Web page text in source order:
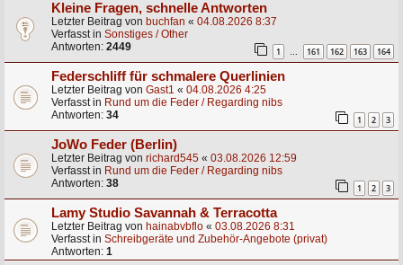
Kleine Fragen, schnelle Antworten
Letzter Beitrag von buchfan « 04.08.2026 8:37
Verfasst in Sonstiges / Other
Antworten: 2449 1 … 161 162 163 164
Federschliff für schmalere Querlinien
Letzter Beitrag von Gast1 « 04.08.2026 4:25
Verfasst in Rund um die Feder / Regarding nibs
Antworten: 34 1 2 3
JoWo Feder (Berlin)
Letzter Beitrag von richard545 « 03.08.2026 12:59
Verfasst in Rund um die Feder / Regarding nibs
Antworten: 38 1 2 3
Lamy Studio Savannah & Terracotta
Letzter Beitrag von hainabvbflo « 03.08.2026 8:31
Verfasst in Schreibgeräte und Zubehör-Angebote (privat)
Antworten: 1